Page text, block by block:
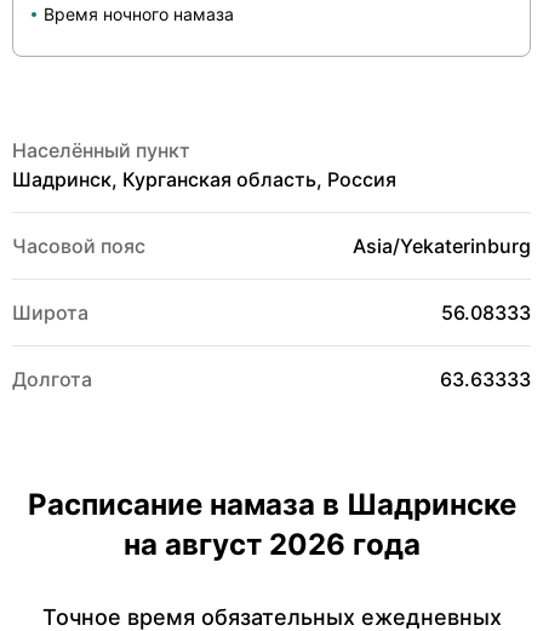
Время ночного намаза
Населённый пункт
Шадринск, Курганская область, Россия
Часовой пояс Asia/Yekaterinburg
Широта 56.08333
Долгота 63.63333
Расписание намаза в Шадринске
на август 2026 года
Точное время обязательных ежедневных